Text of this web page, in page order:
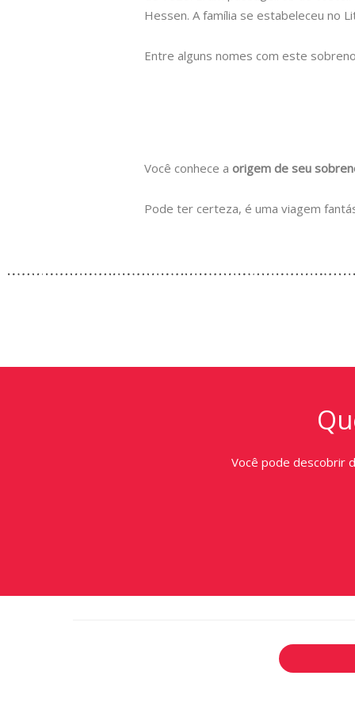
Hessen. A família se estabeleceu no
Entre alguns nomes com este
Você conhece a origem de seu
Pode ter certeza, é uma viagem
Você pode descobrir